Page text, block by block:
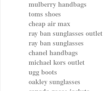
mulberry handbags
toms shoes
cheap air max
ray ban sunglasses outlet
ray ban sunglasses
chanel handbags
michael kors outlet
ugg boots
oakley sunglasses